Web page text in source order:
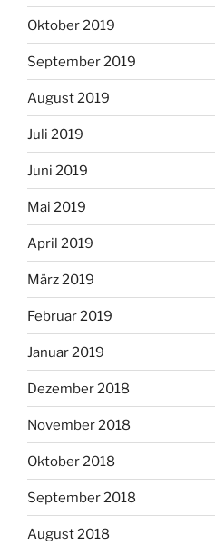
Oktober 2019
September 2019
August 2019
Juli 2019
Juni 2019
Mai 2019
April 2019
März 2019
Februar 2019
Januar 2019
Dezember 2018
November 2018
Oktober 2018
September 2018
August 2018